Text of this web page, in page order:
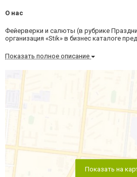
О нас
Фейерверки и салюты (в рубрике
организация «Stik» в бизнес каталоге
Показать полное описание
Показать на